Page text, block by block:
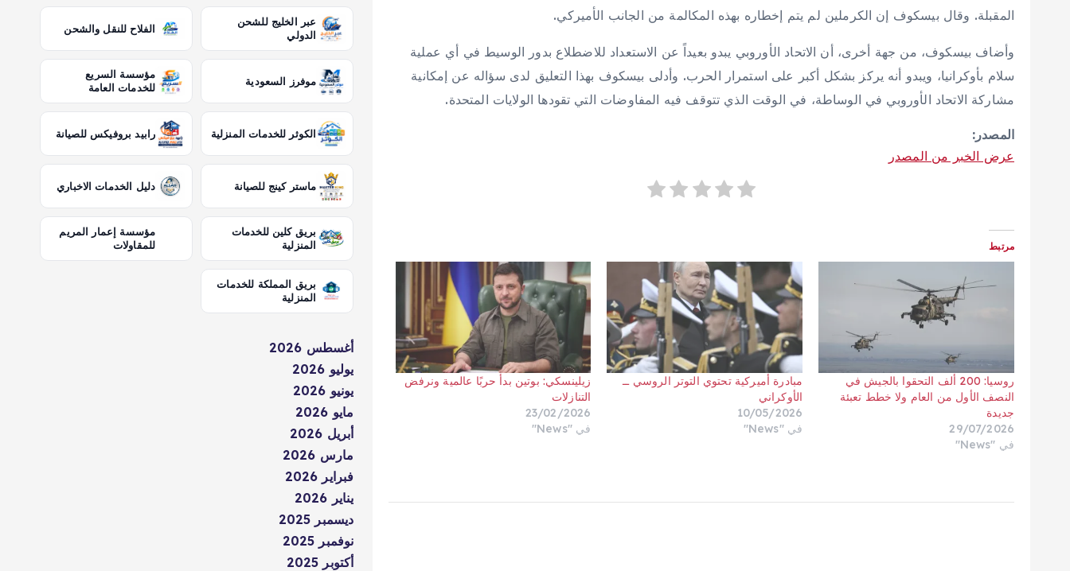
المقبلة. وقال بيسكوف إن الكرملين لم يتم إخطاره بهذه المكالمة من الجانب الأميركي.
وأضاف بيسكوف، من جهة أخرى، أن الاتحاد الأوروبي يبدو بعيداً عن الاستعداد للاضطلاع بدور الوسيط في أي عملية
سلام بأوكرانيا، ويبدو أنه يركز بشكل أكبر على استمرار الحرب. وأدلى بيسكوف بهذا التعليق لدى سؤاله عن إمكانية
مشاركة الاتحاد الأوروبي في الوساطة، في الوقت الذي تتوقف فيه المفاوضات التي تقودها الولايات المتحدة.
المصدر:
عرض الخبر من المصدر
مرتبط
روسيا: 200 ألف التحقوا بالجيش في
النصف الأول من العام ولا خطط تعبئة
جديدة
29/07/2026
في "News"
مبادرة أميركية تحتوي التوتر الروسي ــ
الأوكراني
10/05/2026
في "News"
زيلينسكي: بوتين بدأ حربًا عالمية ونرفض
التنازلات
23/02/2026
في "News"
عبر الخليج للشحن
الدولي
الفلاح للنقل والشحن
موفرز السعودية
مؤسسة السريع
للخدمات العامة
الكوثر للخدمات المنزلية رابيد بروفيكس للصيانة
ماستر كينج للصيانة دليل الخدمات الاخباري
بريق كلين للخدمات
المنزلية
مؤسسة إعمار المريم
للمقاولات
بريق المملكة للخدمات
المنزلية
أغسطس 2026
يوليو 2026
يونيو 2026
مايو 2026
أبريل 2026
مارس 2026
فبراير 2026
يناير 2026
ديسمبر 2025
نوفمبر 2025
أكتوبر 2025